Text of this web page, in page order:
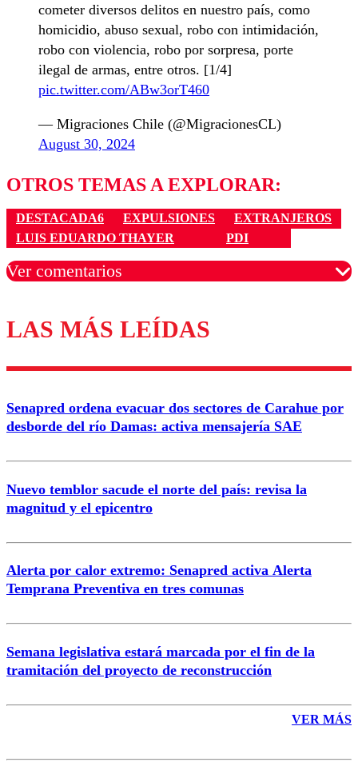
cometer diversos delitos en nuestro país, como
homicidio, abuso sexual, robo con intimidación,
robo con violencia, robo por sorpresa, porte
ilegal de armas, entre otros. [1/4]
pic.twitter.com/ABw3orT460
— Migraciones Chile (@MigracionesCL)
August 30, 2024
OTROS TEMAS A EXPLORAR:
DESTACADA6 EXPULSIONES
EXTRANJEROS
LUIS EDUARDO THAYER
PDI
Ver comentarios
Los comentarios son moderados para garantizar un
diálogo respetuoso.
Correo
LAS MÁS LEÍDAS
Senapred ordena evacuar dos sectores de Carahue por
desborde del río Damas: activa mensajería SAE
Nuevo temblor sacude el norte del país: revisa la
magnitud y el epicentro
Alerta por calor extremo: Senapred activa Alerta
Temprana Preventiva en tres comunas
Semana legislativa estará marcada por el fin de la
tramitación del proyecto de reconstrucción
VER MÁS